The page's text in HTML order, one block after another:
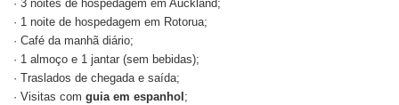
· 3 noites de hospedagem em Auckland;
· 1 noite de hospedagem em Rotorua;
· Café da manhã diário;
· 1 almoço e 1 jantar (sem bebidas);
· Traslados de chegada e saída;
· Visitas com guia em espanhol ;